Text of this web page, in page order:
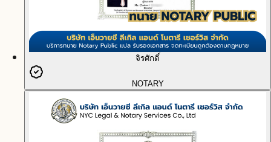
จิรศักดิ์
NOTARY